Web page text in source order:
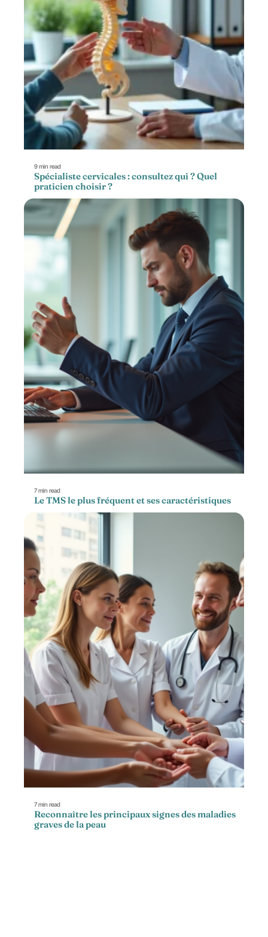
9 min read
Spécialiste cervicales : consultez qui ? Quel
praticien choisir ?
7 min read
Le TMS le plus fréquent et ses caractéristiques
7 min read
Reconnaître les principaux signes des maladies
graves de la peau